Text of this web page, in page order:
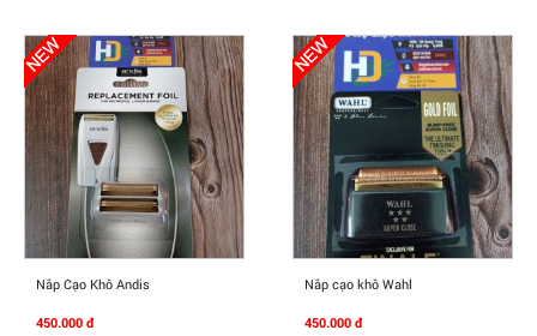
Mua Ngay
Nắp Cạo Khô Andis
450.000 đ
Mua Ngay
Nắp cạo khô Wahl
450.000 đ